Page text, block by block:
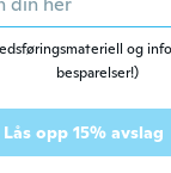
og
besparelser!)
Lås opp 15% avslag